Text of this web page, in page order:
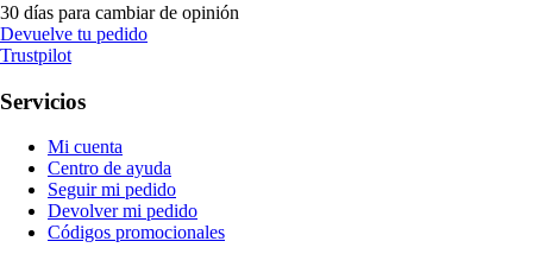
30 días para cambiar de opinión
Devuelve tu pedido
Trustpilot
Servicios
Mi cuenta
Centro de ayuda
Seguir mi pedido
Devolver mi pedido
Códigos promocionales